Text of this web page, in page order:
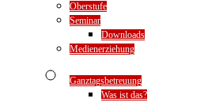
Oberstufe
Seminar
Downloads
Medienerziehung
Ganztagsbetreuung
Was ist das?